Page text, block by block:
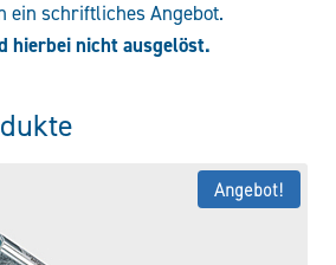
ein schriftliches Angebot.
hierbei nicht ausgelöst.
Angebot!